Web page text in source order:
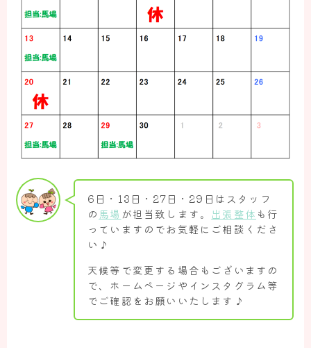
概要とアクセス
お知らせ
施術案内
てっく整体院の施術について
頭痛へのアプローチについて
ダイエットへのアプローチについて
腰痛へのアプローチについて
肩痛・肩こりへのアプローチについて
頭痛の方のお悩み解決
ダイエットの方のお悩み解決
6日・13日・27日・29日はスタッフ
の 馬場 が担当致します。 出張整体 も行
っていますのでお気軽にご相談くださ
い♪
天候等で変更する場合もございますの
で、ホームページやインスタグラム等
でご確認をお願いいたします♪